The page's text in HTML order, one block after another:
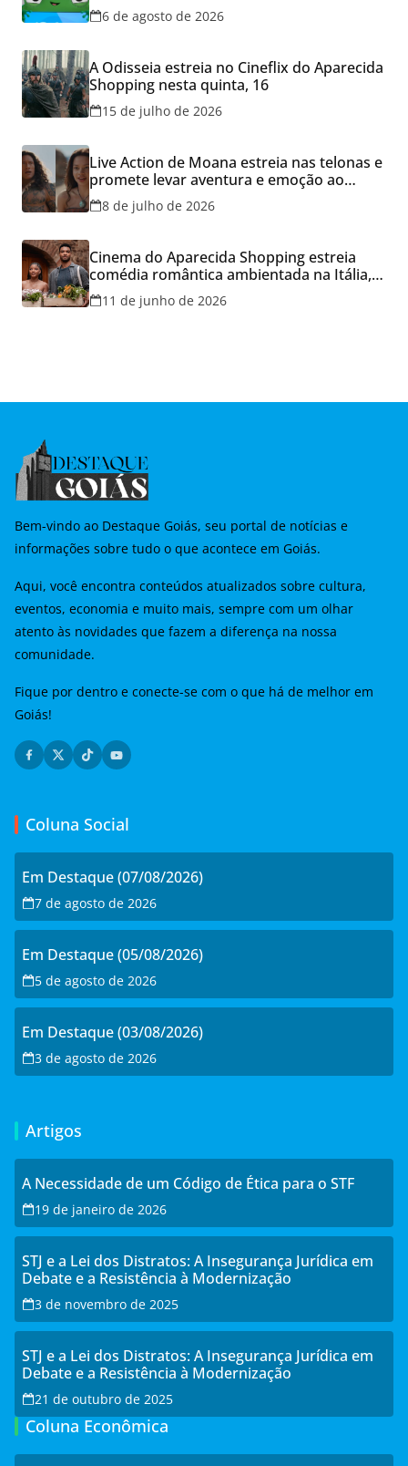
do Aparecida Shopping
6 de agosto de 2026
A Odisseia estreia no Cineflix do Aparecida
Shopping nesta quinta, 16
15 de julho de 2026
Live Action de Moana estreia nas telonas e
promete levar aventura e emoção ao
Cineflix do Aparecida Shopping
8 de julho de 2026
Cinema do Aparecida Shopping estreia
comédia romântica ambientada na Itália,
hoje e lança promoção para o Dia dos
Namorados
11 de junho de 2026
Bem-vindo ao Destaque Goiás, seu portal de notícias e
informações sobre tudo o que acontece em Goiás.
Aqui, você encontra conteúdos atualizados sobre cultura,
eventos, economia e muito mais, sempre com um olhar
atento às novidades que fazem a diferença na nossa
comunidade.
Fique por dentro e conecte-se com o que há de melhor em
Goiás!
Coluna Social
Em Destaque (07/08/2026)
7 de agosto de 2026
Em Destaque (05/08/2026)
5 de agosto de 2026
Em Destaque (03/08/2026)
3 de agosto de 2026
Artigos
A Necessidade de um Código de Ética para o STF
19 de janeiro de 2026
STJ e a Lei dos Distratos: A Insegurança Jurídica em
Debate e a Resistência à Modernização
3 de novembro de 2025
STJ e a Lei dos Distratos: A Insegurança Jurídica em
Debate e a Resistência à Modernização
21 de outubro de 2025
Coluna Econômica